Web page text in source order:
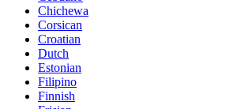
Chichewa
Corsican
Croatian
Dutch
Estonian
Filipino
Finnish